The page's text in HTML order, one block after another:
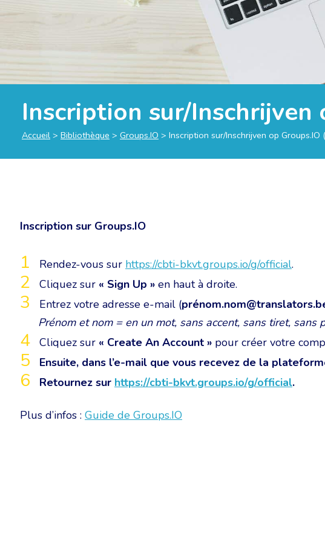
Inscription sur/Inschrijven
Accueil > Bibliothèque > Groups.IO > Inscription sur/Inschrijven op Groups.IO
Inscription sur Groups.IO
Rendez-vous sur https://cbti-bkvt.groups.io/g/official.
Cliquez sur « Sign Up » en haut à droite.
Entrez votre adresse e-mail (
Prénom et nom = en un mot, sans accent, sans tiret, sans
Cliquez sur « Create An Account » pour créer votre
Ensuite, dans l’e-mail que vous recevez de la
Retournez sur https://cbti-bkvt.groups.io/g/official.
Plus d’infos : Guide de Groups.IO